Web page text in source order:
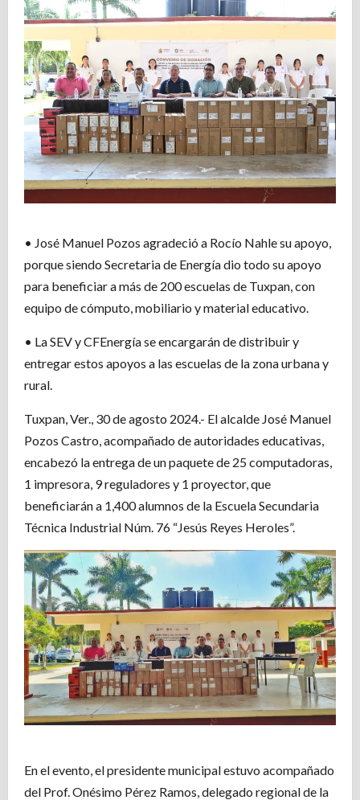
• José Manuel Pozos agradeció a Rocío Nahle su apoyo,
porque siendo Secretaria de Energía dio todo su apoyo
para beneficiar a más de 200 escuelas de Tuxpan, con
equipo de cómputo, mobiliario y material educativo.
• La SEV y CFEnergía se encargarán de distribuir y
entregar estos apoyos a las escuelas de la zona urbana y
rural.
Tuxpan, Ver., 30 de agosto 2024.- El alcalde José Manuel
Pozos Castro, acompañado de autoridades educativas,
encabezó la entrega de un paquete de 25 computadoras,
1 impresora, 9 reguladores y 1 proyector, que
beneficiarán a 1,400 alumnos de la Escuela Secundaria
Técnica Industrial Núm. 76 “Jesús Reyes Heroles”.
En el evento, el presidente municipal estuvo acompañado
del Prof. Onésimo Pérez Ramos, delegado regional de la